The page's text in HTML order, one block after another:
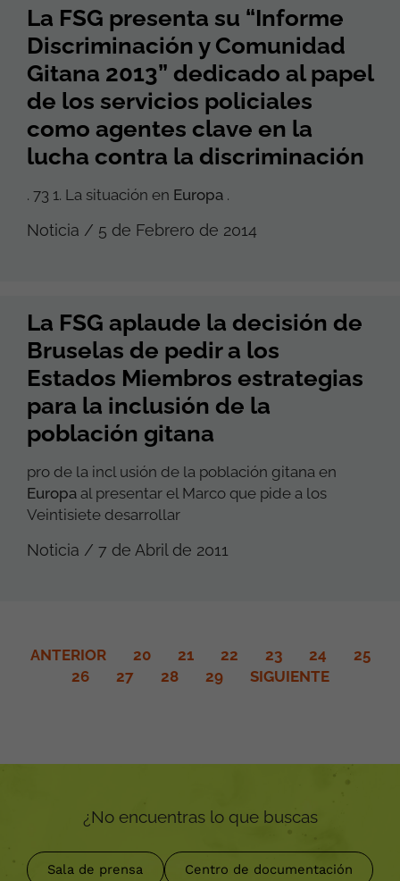
La FSG presenta su “Informe
Discriminación y Comunidad
Gitana 2013” dedicado al papel
de los servicios policiales
como agentes clave en la
lucha contra la discriminación
. 73 1. La situación en Europa .
Noticia / 5 de Febrero de 2014
La FSG aplaude la decisión de
Bruselas de pedir a los
Estados Miembros estrategias
para la inclusión de la
población gitana
pro de la incl usión de la población gitana en
Europa al presentar el Marco que pide a los
Veintisiete desarrollar
Noticia / 7 de Abril de 2011
ANTERIOR 20 21 22 23 24
25
26
27 28 29 SIGUIENTE
¿No encuentras lo que buscas
Sala de prensa Centro de documentación